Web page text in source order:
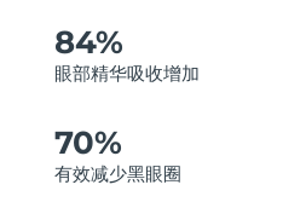
84%
眼部精华吸收增加
70%
有效减少黑眼圈
预计送达日期
预计送达日期